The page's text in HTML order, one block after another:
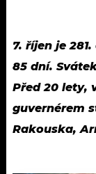
7. říjen je
85 dní.
Před 20 lety,
guvernérem
Rakouska,